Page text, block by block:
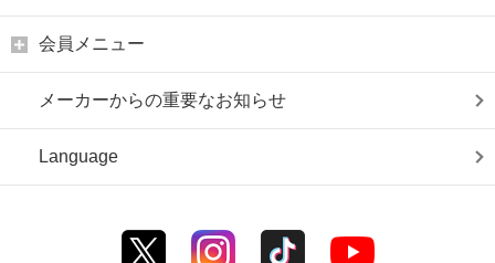
会員メニュー
メーカーからの重要なお知らせ
Language